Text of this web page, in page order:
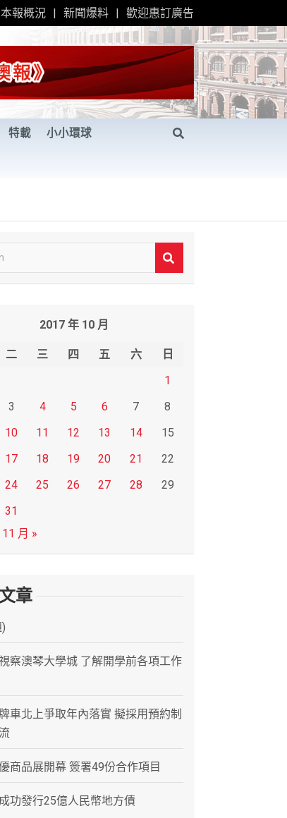
本報概況 新聞爆料 歡迎惠訂廣告
特載 小小環球
2017 年 10 月
二 三 四 五 六
日
1
3 4 5 6 7
8
10 11 12 13 14
15
17 18 19 20 21
22
24 25 26 27 28
29
31
11 月 »
章
察澳琴大學城 了解開學前各項工作
車北上爭取年內落實 擬採用預約制
商品展開幕 簽署49份合作項目
功發行25億人民幣地方債